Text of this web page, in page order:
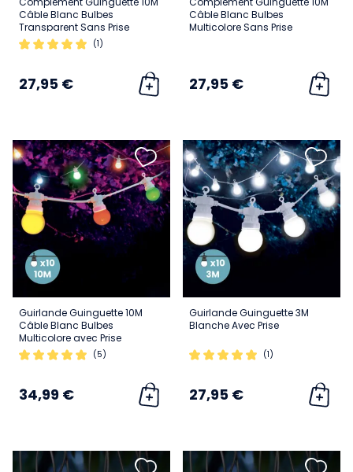
Câble Blanc Bulbes
Transparent Sans Prise
(1)
27,95 €
Câble Blanc Bulbes
Multicolore Sans Prise
27,95 €
Guirlande Guinguette 10M
Câble Blanc Bulbes
Multicolore avec Prise
(5)
34,99 €
Guirlande Guinguette 3M
Blanche Avec Prise
(1)
27,95 €